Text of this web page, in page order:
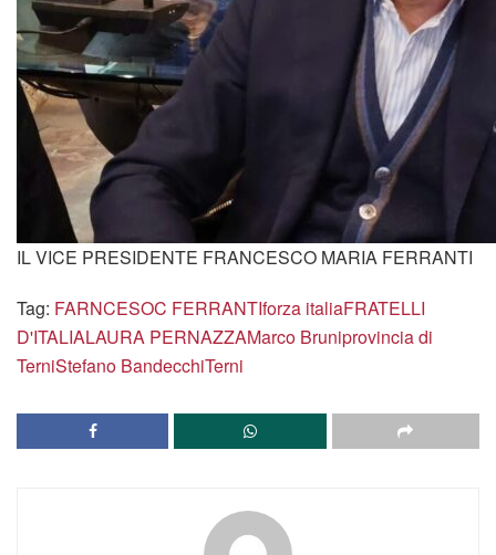
prima o poi, da che parte stare. Il suo tentativo di rimanere
dentro Forza Italia ma alleato di Bandecchi è sempre più
difficile dopo le esternazioni del sindaco-presidente. Anche
perché il suo voto può risultare determinante nelle
situazioni in bilico.
Primo banco di prova già lunedì.